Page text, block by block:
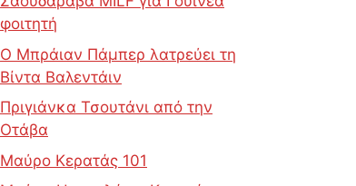
φοιτητή
Ο Μπράιαν Πάμπερ λατρεύει τη
Βίντα Βαλεντάιν
Πριγιάνκα Τσουτάνι από την
Οτάβα
Μαύρο Κερατάς 101